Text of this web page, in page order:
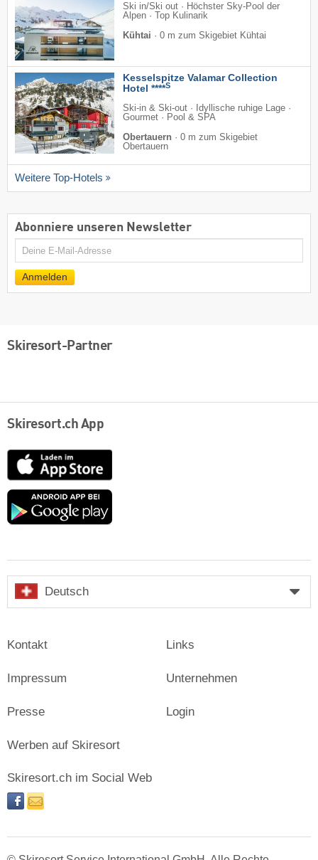
Ski in/Ski out · Höchster Sky-Pool der
Alpen · Top Kulinarik
Kühtai · 0 m zum Skigebiet Kühtai
Kesselspitze Valamar Collection
Hotel ****S
Ski-in & Ski-out · Idyllische ruhige Lage ·
Gourmet · Pool & SPA
Obertauern · 0 m zum Skigebiet
Obertauern
Weitere Top-Hotels
Abonniere unseren Newsletter
E-
Anmelden
Skiresort-Partner
Skiresort.ch App
App
Store
Google
Deutsch
Kontakt
Impressum
Presse
Links
Unternehmen
Login
Werben auf Skiresort
Skiresort.ch im Social Web
facebooknewsletter